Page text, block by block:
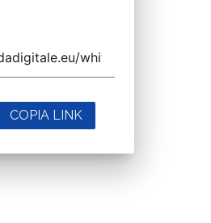
COPIA LINK